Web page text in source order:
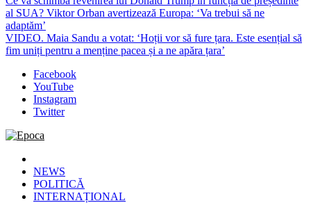
al SUA? Viktor Orban avertizează Europa: ‘Va trebui să ne
adaptăm’
VIDEO. Maia Sandu a votat: ‘Hoții vor să fure țara. Este esențial să
fim uniți pentru a menține pacea și a ne apăra țara’
Facebook
YouTube
Instagram
Twitter
Epoca
Cele mai noi știri online din România
NEWS
POLITICĂ
INTERNAȚIONAL